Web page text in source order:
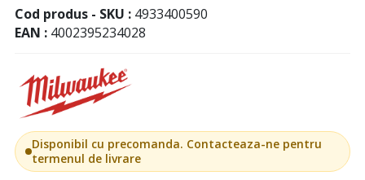
Cod produs - SKU
4933400590
EAN
4002395234028
Disponibil cu precomanda. Contacteaza-ne pentru
termenul de livrare